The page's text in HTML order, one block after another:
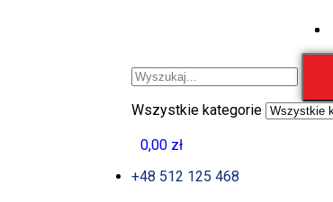
Wszystkie kategorie
0,00 zł
+48 512 125 468